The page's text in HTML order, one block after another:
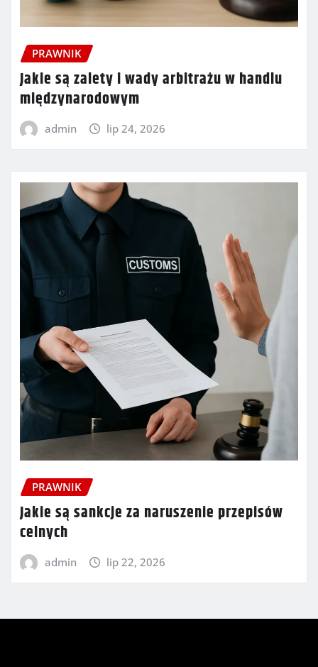
PRAWNIK
Jakie są zalety i wady arbitrażu w handlu
międzynarodowym
admin lip 24, 2026
PRAWNIK
Jakie są sankcje za naruszenie przepisów
celnych
admin lip 22, 2026